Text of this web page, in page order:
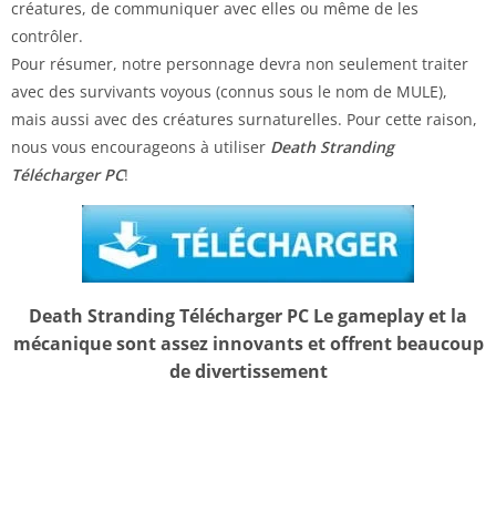
créatures, de communiquer avec elles ou même de les
contrôler.
Pour résumer, notre personnage devra non seulement traiter
avec des survivants voyous (connus sous le nom de MULE),
mais aussi avec des créatures surnaturelles. Pour cette raison,
nous vous encourageons à utiliser Death Stranding
Télécharger PC!
Death Stranding Télécharger PC Le gameplay et la
mécanique sont assez innovants et offrent beaucoup
de divertissement